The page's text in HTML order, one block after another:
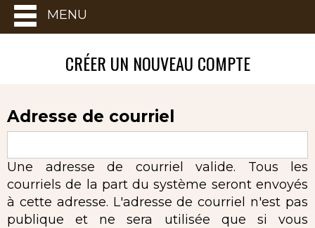
MENU
CRÉER UN NOUVEAU COMPTE
Adresse de courriel
Une adresse de courriel valide. Tous les
courriels de la part du système seront envoyés
à cette adresse. L'adresse de courriel n'est pas
publique et ne sera utilisée que si vous